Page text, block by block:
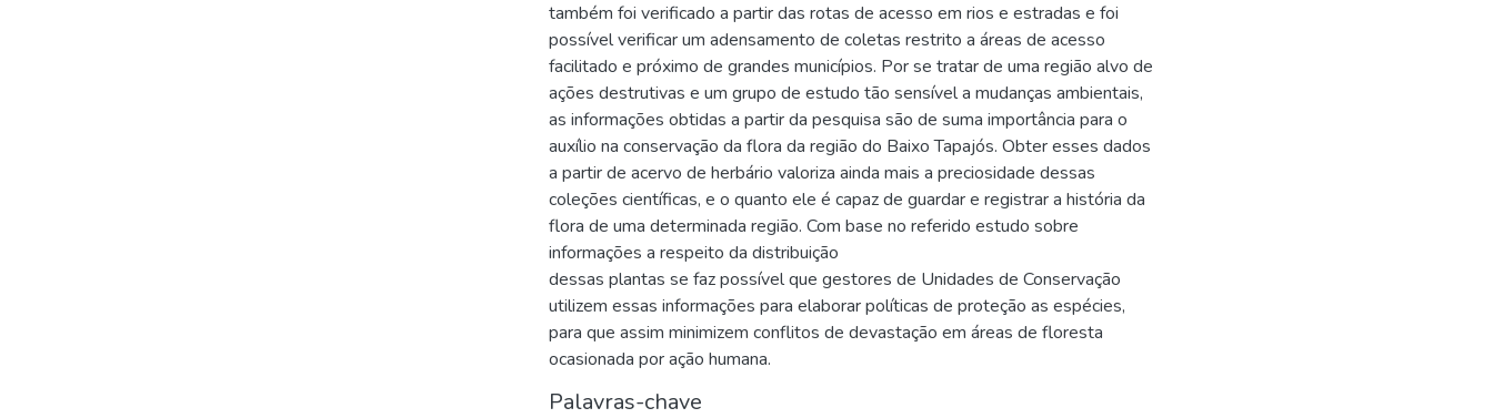
também foi verificado a partir das rotas de acesso em rios e estradas e foi
possível verificar um adensamento de coletas restrito a áreas de acesso
facilitado e próximo de grandes municípios. Por se tratar de uma região alvo de
ações destrutivas e um grupo de estudo tão sensível a mudanças ambientais,
as informações obtidas a partir da pesquisa são de suma importância para o
auxílio na conservação da flora da região do Baixo Tapajós. Obter esses dados
a partir de acervo de herbário valoriza ainda mais a preciosidade dessas
coleções científicas, e o quanto ele é capaz de guardar e registrar a história da
flora de uma determinada região. Com base no referido estudo sobre
informações a respeito da distribuição
dessas plantas se faz possível que gestores de Unidades de Conservação
utilizem essas informações para elaborar políticas de proteção as espécies,
para que assim minimizem conflitos de devastação em áreas de floresta
ocasionada por ação humana.
Palavras-chave